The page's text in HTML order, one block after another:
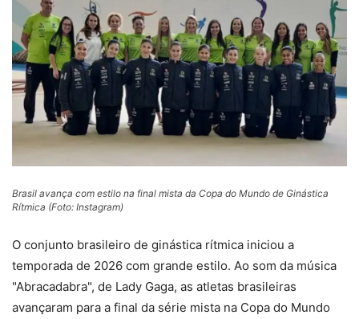
Brasil avança com estilo na final mista da Copa do Mundo de Ginástica
Rítmica (Foto: Instagram)
O conjunto brasileiro de ginástica rítmica iniciou a
temporada de 2026 com grande estilo. Ao som da música
"Abracadabra", de Lady Gaga, as atletas brasileiras
avançaram para a final da série mista na Copa do Mundo